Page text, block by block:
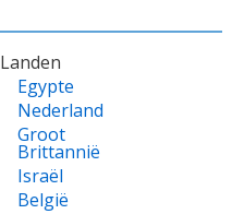
Landen
Egypte
Nederland
Groot
Brittannië
Israël
België